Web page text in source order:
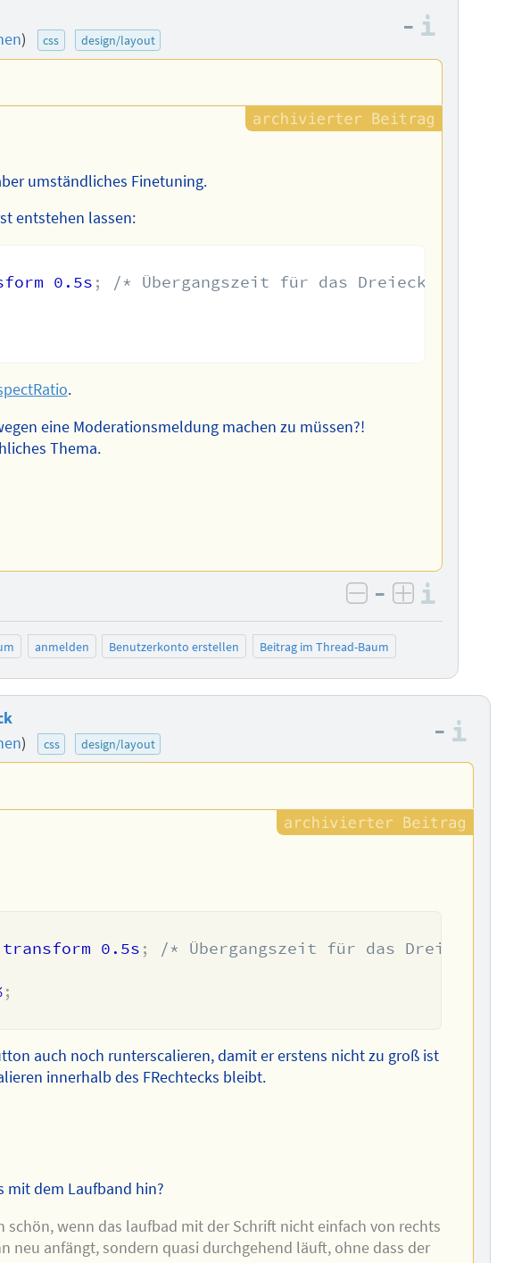
) css design/layout
–
umständliches Finetuning.
entstehen lassen:
0.5s ;
/* Übergangszeit für das Dreieck */
.
eine Moderationsmeldung machen zu müssen?!
Thema.
negativ bewerten
– positiv
anmelden Benutzerkonto erstellen Beitrag im Thread-Baum
) css design/layout –
transform 0.5s ;
/* Übergangszeit für das Dreieck */
;
auch noch runterscalieren, damit er erstens nicht zu groß ist
innerhalb des FRechtecks bleibt.
mit dem Laufband hin?
schön, wenn das laufbad mit der Schrift nicht einfach von rechts
neu anfängt, sondern quasi durchgehend läuft, ohne dass der